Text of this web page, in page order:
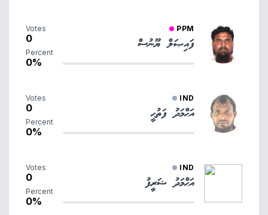
PPM
ފައިޞަލް ޔޫނުސް
Votes
0
Percent
0%
IND
އަޙްމަދު ފަތުޙީ
Votes
0
Percent
0%
IND
އަޙްމަދު ޝަރީފު
Votes
0
Percent
0%